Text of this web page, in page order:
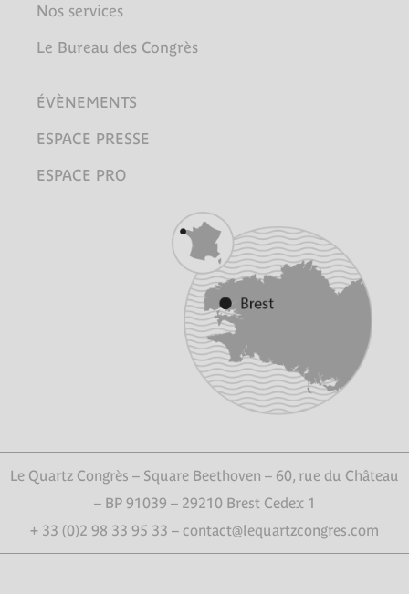
Nos services
Le Bureau des Congrès
ÉVÈNEMENTS
ESPACE PRESSE
ESPACE PRO
Le Quartz Congrès – Square Beethoven – 60, rue du Château
– BP 91039 – 29210 Brest Cedex 1
+ 33 (0)2 98 33 95 33 – contact@lequartzcongres.com